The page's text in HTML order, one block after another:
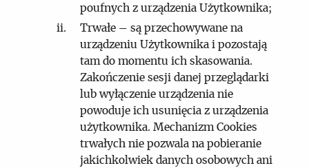
poufnych z urządzenia Użytkownika;
Trwałe – są przechowywane na
urządzeniu Użytkownika i pozostają
tam do momentu ich skasowania.
Zakończenie sesji danej przeglądarki
lub wyłączenie urządzenia nie
powoduje ich usunięcia z urządzenia
użytkownika. Mechanizm Cookies
trwałych nie pozwala na pobieranie
jakichkolwiek danych osobowych ani